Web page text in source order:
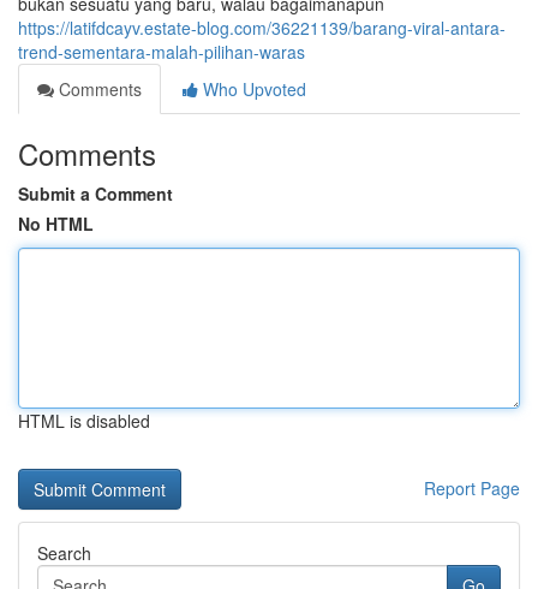
https://latifdcayv.estate-blog.com/36221139/barang-viral-antara-
trend-sementara-malah-pilihan-waras
Comments
Who Upvoted
Comments
Submit a Comment
No HTML
HTML is disabled
Report Page
Search